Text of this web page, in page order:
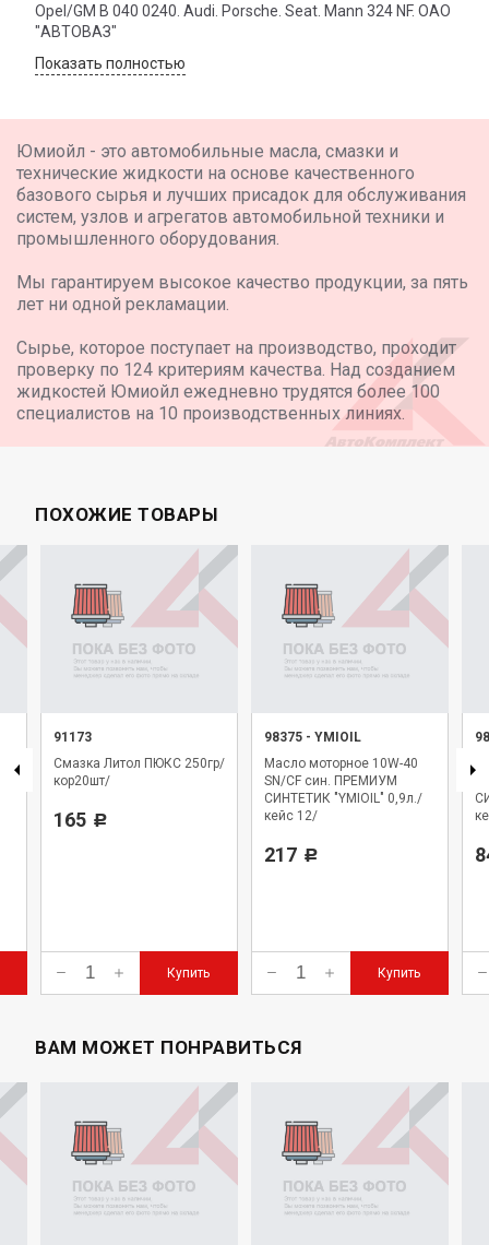
Opel/GM B 040 0240. Audi. Porsche. Seat. Mann 324 NF. ОАО
"АВТОВАЗ"
Показать полностью
Юмиойл - это автомобильные масла, смазки и
технические жидкости на основе качественного
базового сырья и лучших присадок для обслуживания
систем, узлов и агрегатов автомобильной техники и
промышленного оборудования.
Мы гарантируем высокое качество продукции, за пять
лет ни одной рекламации.
Сырье, которое поступает на производство, проходит
проверку по 124 критериям качества. Над созданием
жидкостей Юмиойл ежедневно трудятся более 100
специалистов на 10 производственных линиях.
ПОХОЖИЕ ТОВАРЫ
91173
Смазка Литол ПЮКС 250гр/
кор20шт/
165 Р
Купить
98375 - YMIOIL
Масло моторное 10W-40
SN/CF син. ПРЕМИУМ
СИНТЕТИК "YMIOIL" 0,9л./
кейс 12/
217 Р
Купить
ВАМ МОЖЕТ ПОНРАВИТЬСЯ